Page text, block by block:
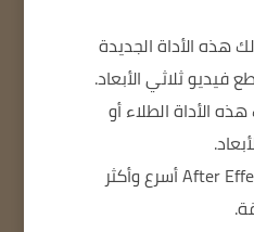
هذه الأداة الجديدة
فيديو ثلاثي الأبعاد.
الأداة الطلاء أو
يعد After Effects 2024 أسرع وأكثر